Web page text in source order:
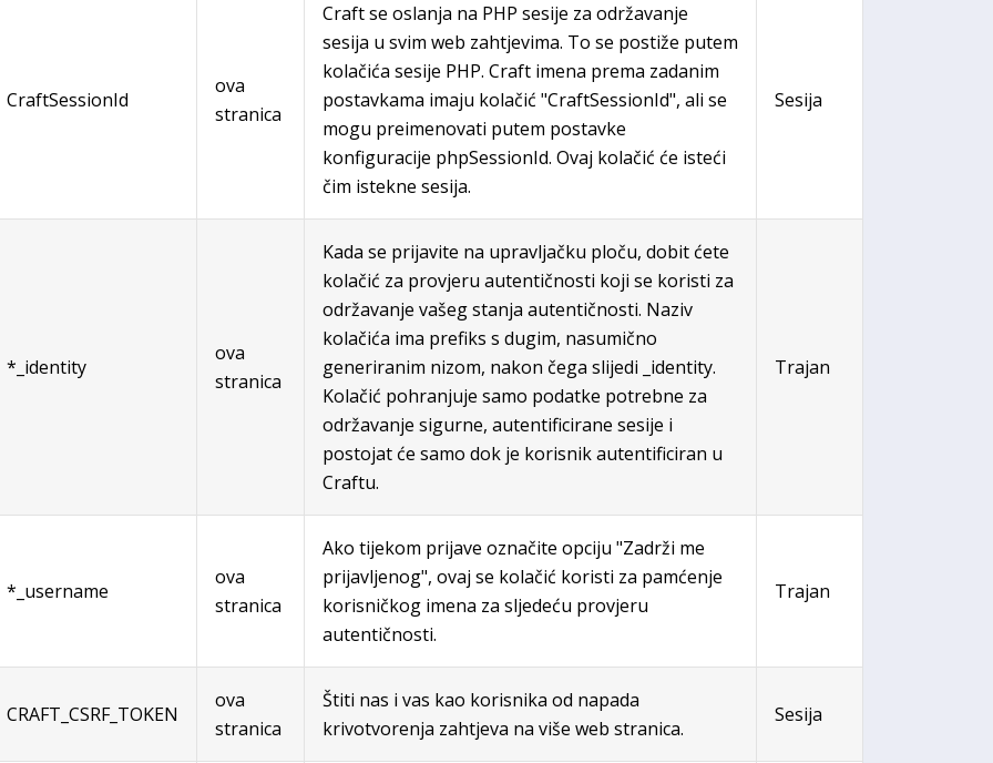
CraftSessionId
ova
stranica
Craft se oslanja na PHP sesije za održavanje
sesija u svim web zahtjevima. To se postiže putem
kolačića sesije PHP. Craft imena prema zadanim
postavkama imaju kolačić "CraftSessionId", ali se
mogu preimenovati putem postavke
konfiguracije phpSessionId. Ovaj kolačić će isteći
čim istekne sesija.
Sesija
*_identity
ova
stranica
Kada se prijavite na upravljačku ploču, dobit ćete
kolačić za provjeru autentičnosti koji se koristi za
održavanje vašeg stanja autentičnosti. Naziv
kolačića ima prefiks s dugim, nasumično
generiranim nizom, nakon čega slijedi _identity.
Kolačić pohranjuje samo podatke potrebne za
održavanje sigurne, autentificirane sesije i
postojat će samo dok je korisnik autentificiran u
Craftu.
Trajan
*_username
ova
stranica
Ako tijekom prijave označite opciju "Zadrži me
prijavljenog", ovaj se kolačić koristi za pamćenje
korisničkog imena za sljedeću provjeru
autentičnosti.
Trajan
CRAFT_CSRF_TOKEN
ova
stranica
Štiti nas i vas kao korisnika od napada
krivotvorenja zahtjeva na više web stranica.
Sesija